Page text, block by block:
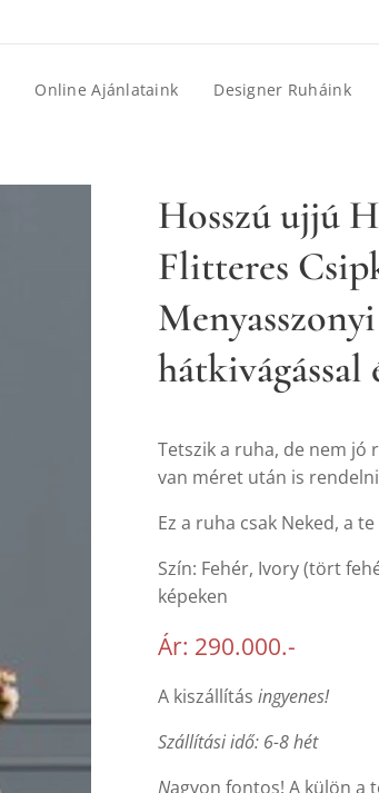
Online Ajánlataink Designer Ruháink
Hosszú ujjú
Flitteres
hátkivágással
Tetszik a ruha, de nem jó
van méret után is
Ez a ruha csak Neked, a
Szín: Fehér, Ivory (tört
képeken
Ár: 290.000.-
A kiszállítás ingyenes!
Szállítási idő: 6-8 hét
Nagyon fontos! A külön a